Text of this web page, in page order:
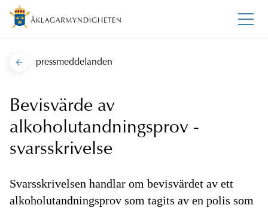
pressmeddelanden
Bevisvärde av
alkoholutandningsprov -
svarsskrivelse
Svarsskrivelsen handlar om bevisvärdet av ett
alkoholutandningsprov som tagits av en polis som